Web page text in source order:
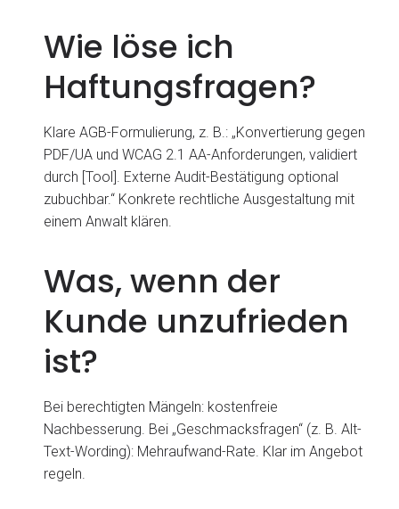
Wie löse ich
Haftungsfragen?
Klare AGB-Formulierung, z. B.: „Konvertierung gegen
PDF/UA und WCAG 2.1 AA-Anforderungen, validiert
durch [Tool]. Externe Audit-Bestätigung optional
zubuchbar.“ Konkrete rechtliche Ausgestaltung mit
einem Anwalt klären.
Was, wenn der
Kunde unzufrieden
ist?
Bei berechtigten Mängeln: kostenfreie
Nachbesserung. Bei „Geschmacksfragen“ (z. B. Alt-
Text-Wording): Mehraufwand-Rate. Klar im Angebot
regeln.